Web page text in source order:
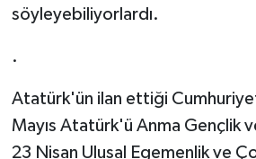
söyleyebiliyorlardı.
.
Atatürk'ün ilan ettiği
Mayıs Atatürk'ü Anma Gençlik
23 Nisan Ulusal Egemenlik ve